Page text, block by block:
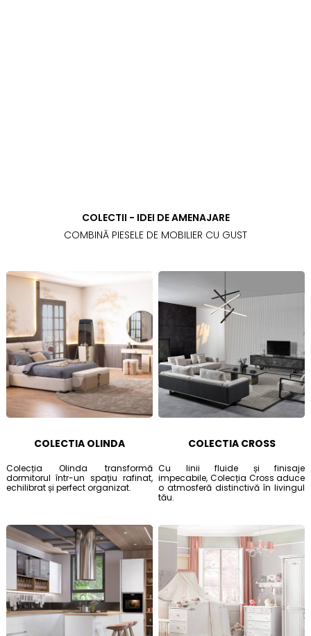
COLECTII - IDEI DE AMENAJARE
COMBINĂ PIESELE DE MOBILIER CU GUST
COLECTIA OLINDA
Colecția Olinda transformă
dormitorul într-un spațiu rafinat,
echilibrat și perfect organizat.
COLECTIA CROSS
Cu linii fluide și finisaje
impecabile, Colecția Cross aduce
o atmosferă distinctivă în livingul
tău.